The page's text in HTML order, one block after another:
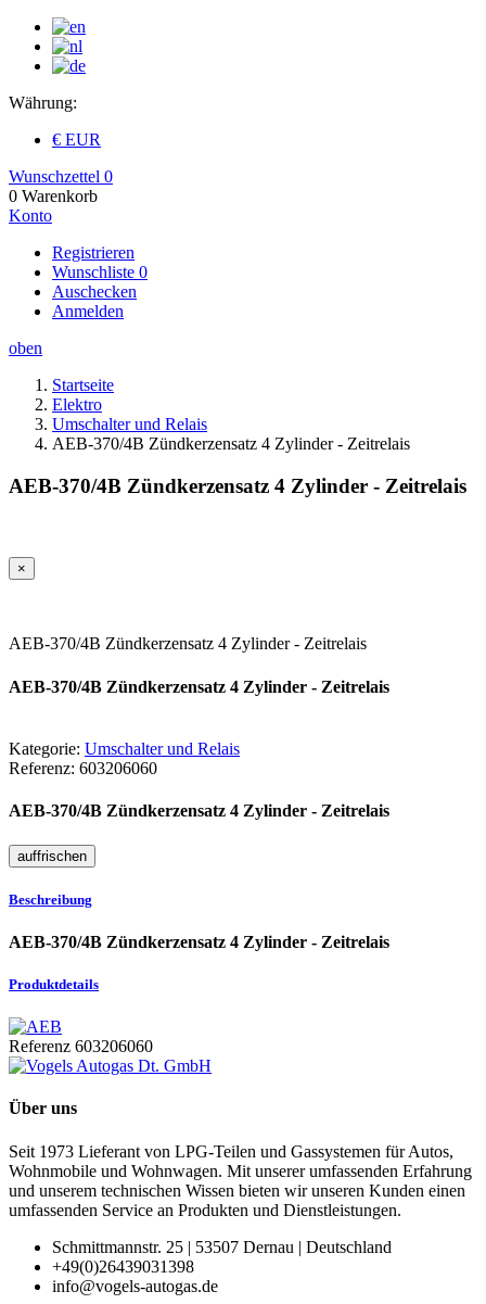
Währung:
€ EUR
Wunschzettel 0
0 Warenkorb
Konto
Registrieren
Wunschliste 0
Auschecken
Anmelden
oben
Startseite
Elektro
Umschalter und Relais
AEB-370/4B Zündkerzensatz 4 Zylinder - Zeitrelais
AEB-370/4B Zündkerzensatz 4 Zylinder - Zeitrelais
×
AEB-370/4B Zündkerzensatz 4 Zylinder - Zeitrelais
AEB-370/4B Zündkerzensatz 4 Zylinder - Zeitrelais
Kategorie: Umschalter und Relais
Referenz: 603206060
AEB-370/4B Zündkerzensatz 4 Zylinder - Zeitrelais
Beschreibung
AEB-370/4B Zündkerzensatz 4 Zylinder - Zeitrelais
Produktdetails
Referenz 603206060
Über uns
Seit 1973 Lieferant von LPG-Teilen und Gassystemen für Autos,
Wohnmobile und Wohnwagen. Mit unserer umfassenden Erfahrung
und unserem technischen Wissen bieten wir unseren Kunden einen
umfassenden Service an Produkten und Dienstleistungen.
Schmittmannstr. 25 | 53507 Dernau | Deutschland
+49(0)26439031398
info@vogels-autogas.de